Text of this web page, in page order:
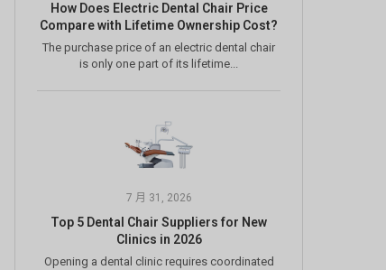
How Does Electric Dental Chair Price
Compare with Lifetime Ownership Cost?
The purchase price of an electric dental chair
is only one part of its lifetime...
7 月 31, 2026
Top 5 Dental Chair Suppliers for New
Clinics in 2026
Opening a dental clinic requires coordinated